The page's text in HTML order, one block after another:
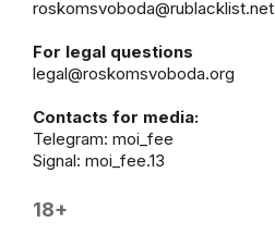
roskomsvoboda@rublacklist.net
For legal questions
legal@roskomsvoboda.org
Contacts for media:
Telegram: moi_fee
Signal: moi_fee.13
18+